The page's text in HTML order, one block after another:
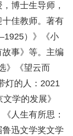
博士生导师，
佳教师。著有
）》《小
事》等。主编
》《望云而
灯的人：2021
学的发展》
人生有所思：
迅文学奖文学